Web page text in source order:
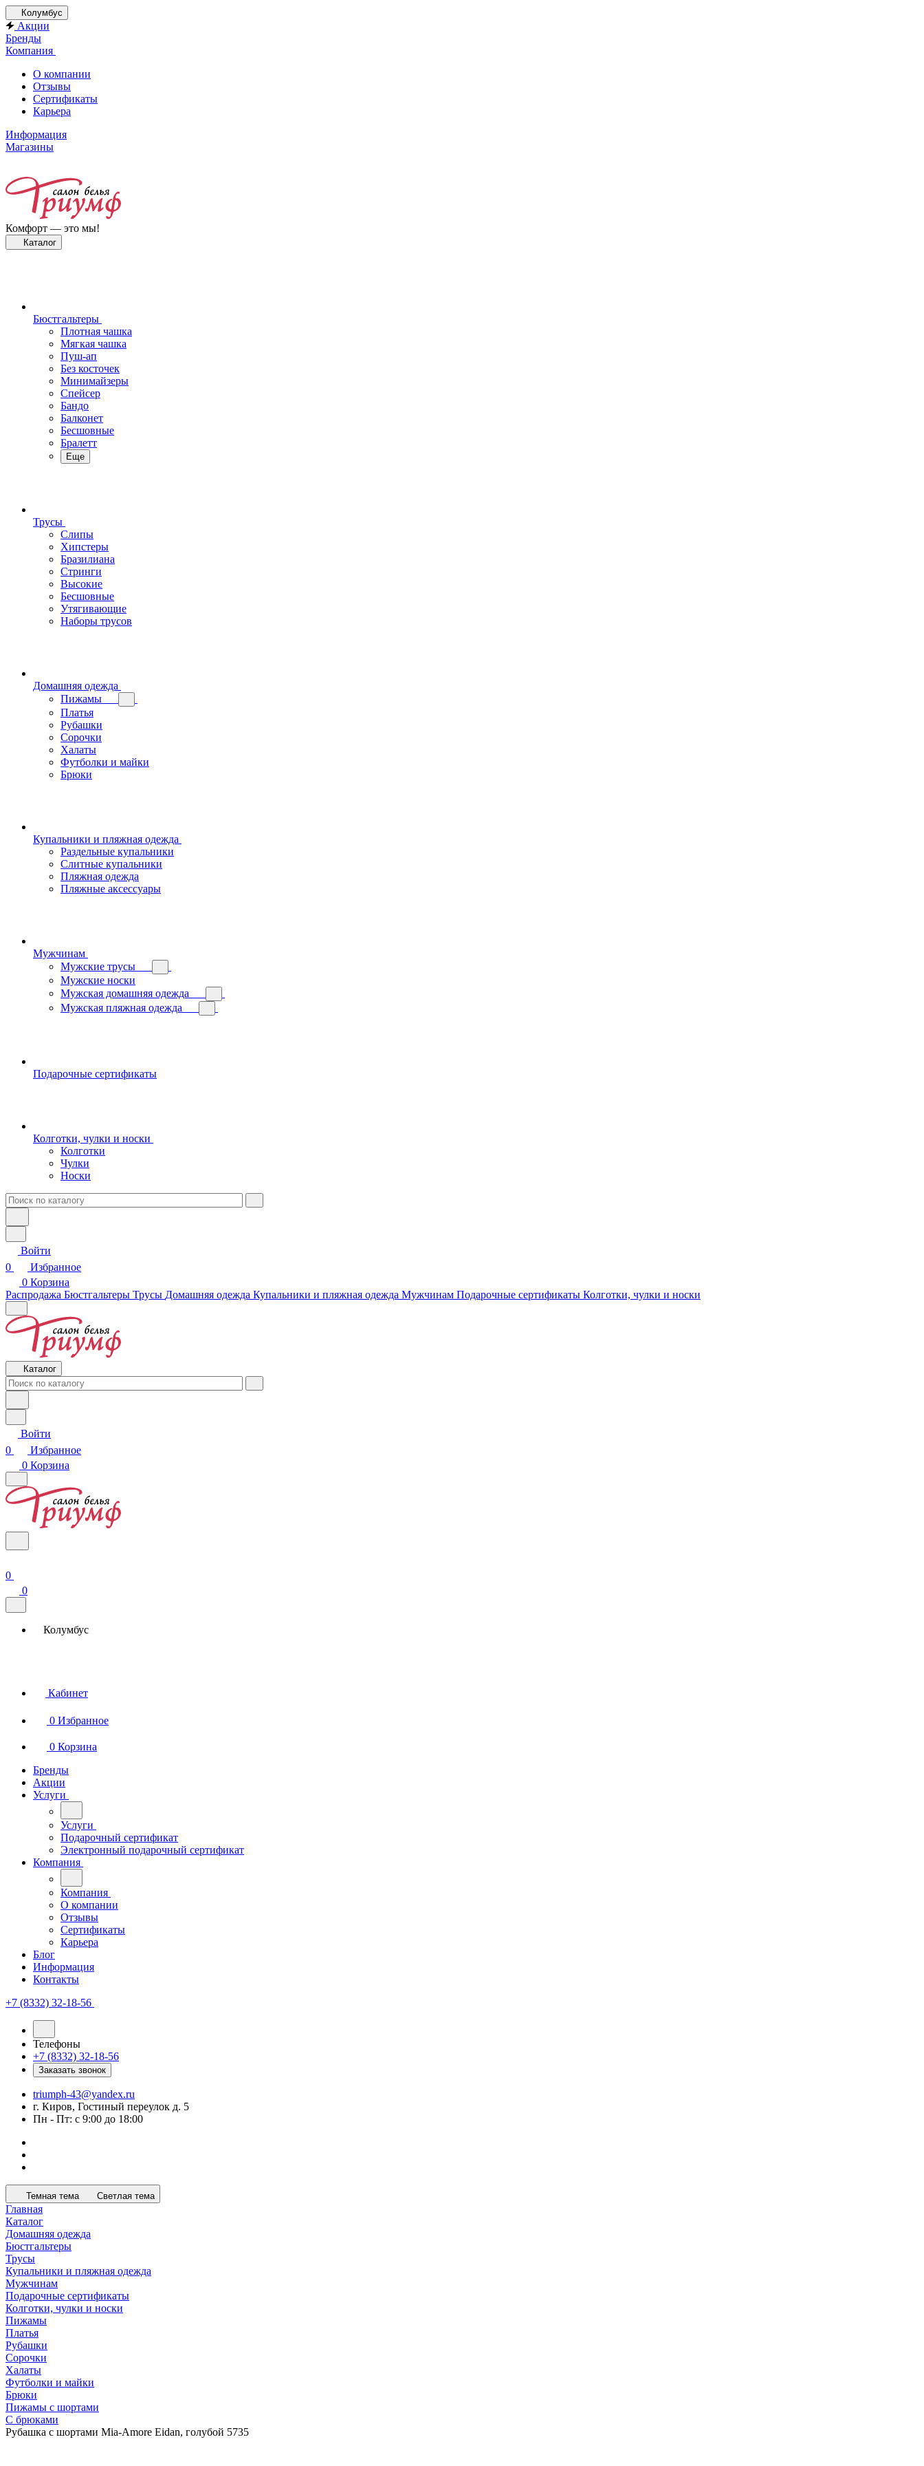
Колумбус
Акции
Бренды
Компания
О компании
Отзывы
Сертификаты
Карьера
Информация
Магазины
Комфорт — это мы!
Каталог
Бюстгальтеры
Плотная чашка
Мягкая чашка
Пуш-ап
Без косточек
Минимайзеры
Спейсер
Бандо
Балконет
Бесшовные
Бралетт
Еще
Трусы
Слипы
Хипстеры
Бразилиана
Стринги
Высокие
Бесшовные
Утягивающие
Наборы трусов
Домашняя одежда
Пижамы
Платья
Рубашки
Сорочки
Халаты
Футболки и майки
Брюки
Купальники и пляжная одежда
Раздельные купальники
Слитные купальники
Пляжная одежда
Пляжные аксессуары
Мужчинам
Мужские трусы
Мужские носки
Мужская домашняя одежда
Мужская пляжная одежда
Подарочные сертификаты
Колготки, чулки и носки
Колготки
Чулки
Носки
Войти
0
Избранное
0 Корзина
Распродажа Бюстгальтеры Трусы Домашняя одежда Купальники и пляжная одежда Мужчинам Подарочные сертификаты Колготки, чулки и носки
Каталог
Войти
0
Избранное
0 Корзина
0
0
Колумбус
Кабинет
0 Избранное
0 Корзина
Бренды
Акции
Услуги
Услуги
Подарочный сертификат
Электронный подарочный сертификат
Компания
Компания
О компании
Отзывы
Сертификаты
Карьера
Блог
Информация
Контакты
+7 (8332) 32-18-56
Телефоны
+7 (8332) 32-18-56
Заказать звонок
triumph-43@yandex.ru
г. Киров, Гостиный переулок д. 5
Пн - Пт: с 9:00 до 18:00
Темная тема Светлая тема
Главная
Каталог
Домашняя одежда
Бюстгальтеры
Трусы
Купальники и пляжная одежда
Мужчинам
Подарочные сертификаты
Колготки, чулки и носки
Пижамы
Платья
Рубашки
Сорочки
Халаты
Футболки и майки
Брюки
Пижамы с шортами
С брюками
Рубашка с шортами Mia-Amore Eidan, голубой 5735